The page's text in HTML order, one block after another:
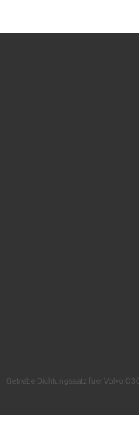
Getriebe Dichtungssatz fuer Volvo C30